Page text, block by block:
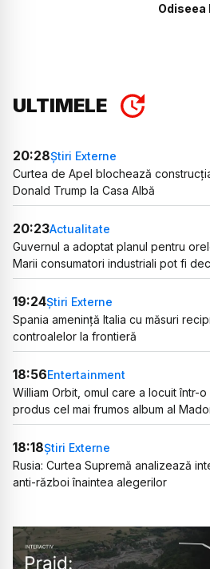
Odiseea
ULTIMELE
20:28Știri Externe
Curtea de Apel blochează
Donald Trump la Casa Albă
20:23Actualitate
Guvernul a adoptat planul pentru
Marii consumatori industriali pot fi
19:24Știri Externe
Spania amenință Italia cu măsuri
controalelor la frontieră
18:56Entertainment
William Orbit, omul care a locuit într-
produs cel mai frumos album al
18:18Știri Externe
Rusia: Curtea Supremă analizează
anti-război înaintea alegerilor